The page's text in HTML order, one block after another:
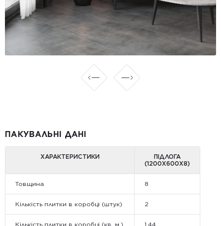
ПАКУВАЛЬНІ ДАНІ
ХАРАКТЕРИСТИКИ
ПІДЛОГА
(1200Х600Х8)
Товщина 8
Кількість плитки в коробці (штук) 2
Кількість плитки в коробці (кв. м.) 1.44